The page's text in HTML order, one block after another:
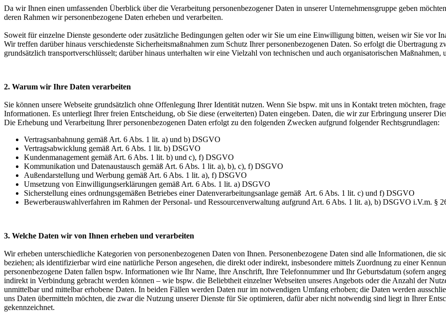
Da wir Ihnen einen umfassenden Überblick über die Verarbeitung personenbezogener Daten in unserer Unternehmensgruppe geben
deren Rahmen wir personenbezogene Daten erheben und verarbeiten.
Soweit für einzelne Dienste gesonderte oder zusätzliche Bedingungen gelten oder wir Sie um eine Einwilligung bitten, weisen wir Sie vor
Wir treffen darüber hinaus verschiedenste Sicherheitsmaßnahmen zum Schutz Ihrer personenbezogenen Daten. So erfolgt die Übertragung
grundsätzlich transportverschlüsselt; darüber hinaus unterhalten wir eine Vielzahl von technischen und auch organisatorischen Maßnahmen,
2. Warum wir Ihre Daten verarbeiten
Sie können unsere Webseite grundsätzlich ohne Offenlegung Ihrer Identität nutzen. Wenn Sie bspw. mit uns in Kontakt treten möchten,
Informationen. Es unterliegt Ihrer freien Entscheidung, ob Sie diese (erweiterten) Daten eingeben. Daten, die wir zur Erbringung unserer
Die Erhebung und Verarbeitung Ihrer personenbezogenen Daten erfolgt zu den folgenden Zwecken aufgrund folgender Rechtsgrundlagen:
Vertragsanbahnung gemäß Art. 6 Abs. 1 lit. a) und b) DSGVO
Vertragsabwicklung gemäß Art. 6 Abs. 1 lit. b) DSGVO
Kundenmanagement gemäß Art. 6 Abs. 1 lit. b) und c), f) DSGVO
Kommunikation und Datenaustausch gemäß Art. 6 Abs. 1 lit. a), b), c), f) DSGVO
Außendarstellung und Werbung gemäß Art. 6 Abs. 1 lit. a), f) DSGVO
Umsetzung von Einwilligungserklärungen gemäß Art. 6 Abs. 1 lit. a) DSGVO
Sicherstellung eines ordnungsgemäßen Betriebes einer Datenverarbeitungsanlage gemäß Art. 6 Abs. 1 lit. c) und f) DSGVO
Bewerberauswahlverfahren im Rahmen der Personal- und Ressourcenverwaltung aufgrund Art. 6 Abs. 1 lit. a), b) DSGVO i.V.m. §
3. Welche Daten wir von Ihnen erheben und verarbeiten
Wir erheben unterschiedliche Kategorien von personenbezogenen Daten von Ihnen. Personenbezogene Daten sind alle Informationen, die
beziehen; als identifizierbar wird eine natürliche Person angesehen, die direkt oder indirekt, insbesondere mittels Zuordnung zu einer
personenbezogene Daten fallen bspw. Informationen wie Ihr Name, Ihre Anschrift, Ihre Telefonnummer und Ihr Geburtsdatum (sofern
indirekt in Verbindung gebracht werden können – wie bspw. die Beliebtheit einzelner Webseiten unseres Angebots oder die Anzahl der
unmittelbar und mittelbar erhobene Daten. In beiden Fällen werden Daten nur im notwendigen Umfang erhoben; die Daten werden
uns Daten übermitteln möchten, die zwar die Nutzung unserer Dienste für Sie optimieren, dafür aber nicht notwendig sind liegt in Ihrer
gekennzeichnet.